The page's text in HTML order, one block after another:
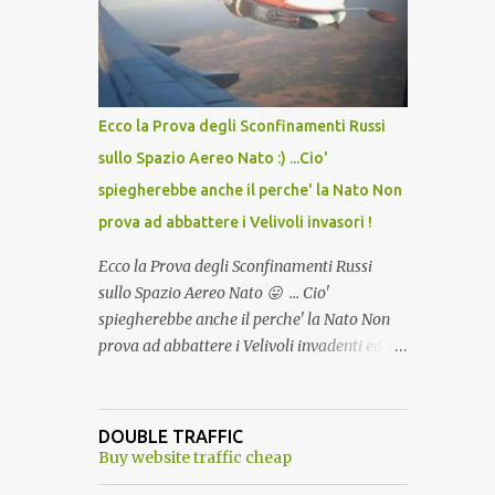
lo scopo della temperatura? Qualcuno a suo
tempo ribattezzo' il Vaccino come: l' Amaro
del Capo, era "spettacolare Ghiacciato, ma
andava bene anche, a Temperatura
Ambiente"! Riproponiamo l'articolo per NON
Ecco la Prova degli Sconfinamenti Russi
sullo Spazio Aereo Nato :) ...Cio'
spiegherebbe anche il perche' la Nato Non
prova ad abbattere i Velivoli invasori !
Ecco la Prova degli Sconfinamenti Russi
sullo Spazio Aereo Nato 😛 ... Cio'
spiegherebbe anche il perche' la Nato Non
prova ad abbattere i Velivoli invadenti ed
alcuna notizia di un'invasione dello spazio
aereo NATO da parte di un robot chiamato
DOUBLE TRAFFIC
Buy website traffic cheap